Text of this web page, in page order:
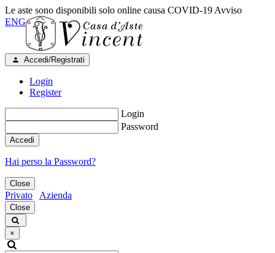
Le aste sono disponibili solo online causa COVID-19 Avviso
ENG
Accedi/Registrati
Login
Register
Login
Password
Accedi
Hai perso la Password?
Close
Privato Azienda
Close
×